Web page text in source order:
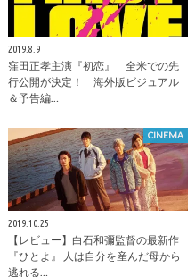
2019.8.9
窪田正孝主演『初恋』 全米での先
行公開が決定！ 海外版ビジュアル
＆予告編…
CINEMA
2019.10.25
【レビュー】白石和彌監督の最新作
『ひとよ』 人は自分を産んだ母から
逃れる…